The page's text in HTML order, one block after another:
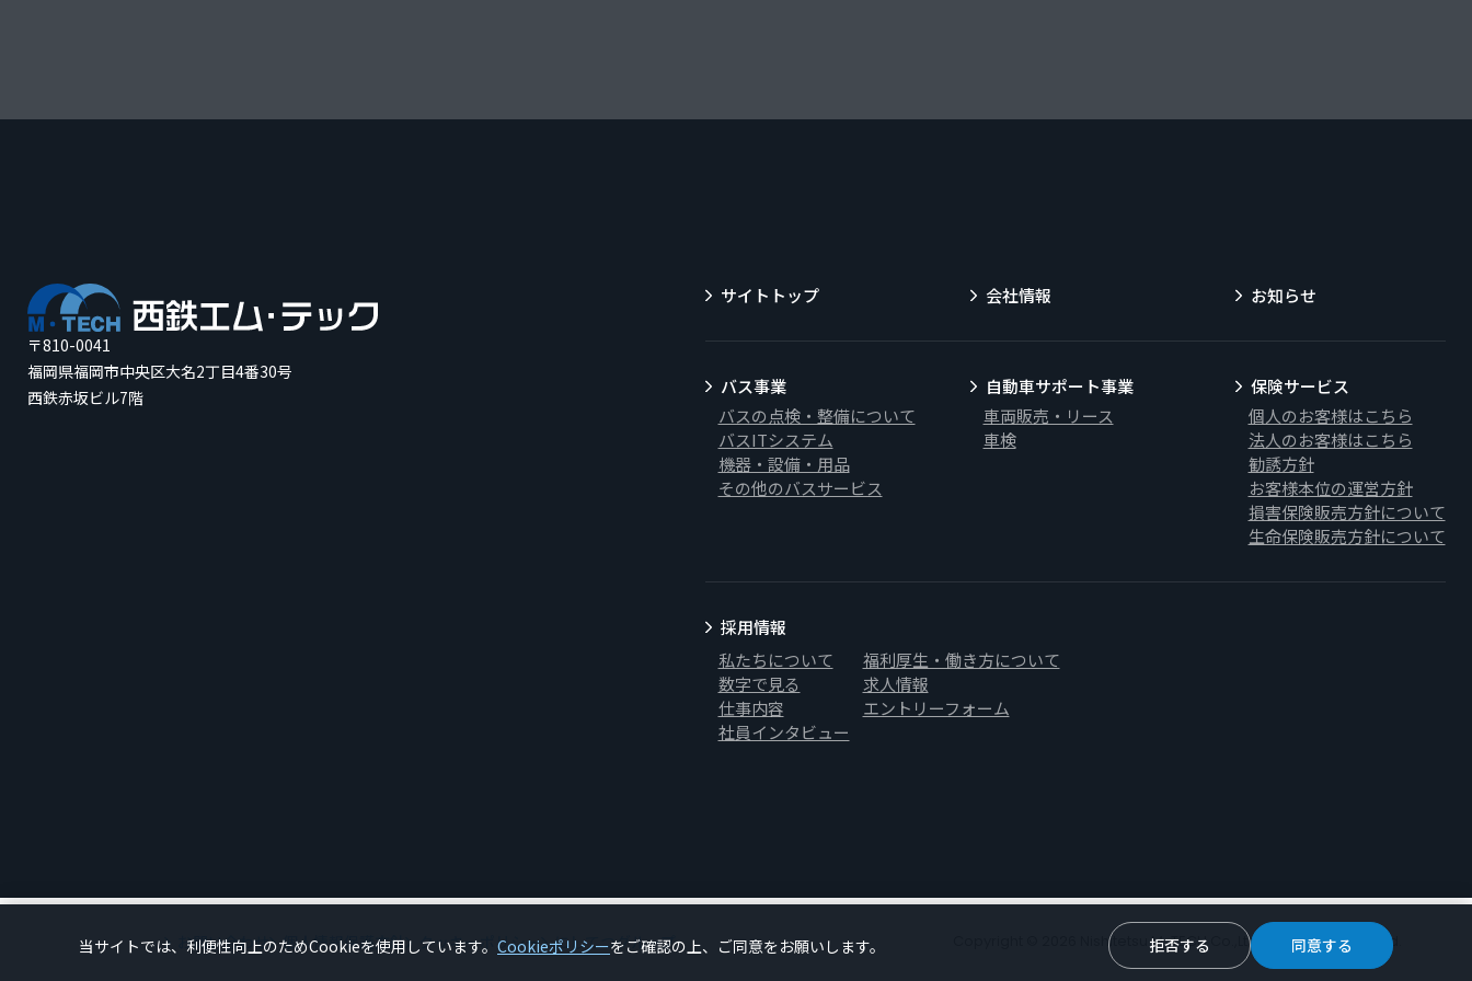
〒810-0041
福岡県福岡市中央区大名2丁目4番30号
西鉄赤坂ビル7階
サイトトップ 会社情報 お知らせ
バス事業
バスの点検・整備について
バスITシステム
機器・設備・用品
その他のバスサービス
自動車サポート事業
車両販売・リース
車検
保険サービス
個人のお客様はこちら
法人のお客様はこちら
勧誘方針
お客様本位の運営方針
損害保険販売方針について
生命保険販売方針について
採用情報
私たちについて
数字で見る
仕事内容
社員インタビュー
福利厚生・働き方について
求人情報
エントリーフォーム
お問い合わせ 個人情報保護方針 クッキーポリシー にしてつグループ Copyright © 2026 Nishitetsu M-TECH Co.,Ltd. All Rights Reserved.
当サイトでは、利便性向上のためCookieを使用しています。 Cookieポリシーをご確認の上、ご同意をお願いします。 拒否する 同意する